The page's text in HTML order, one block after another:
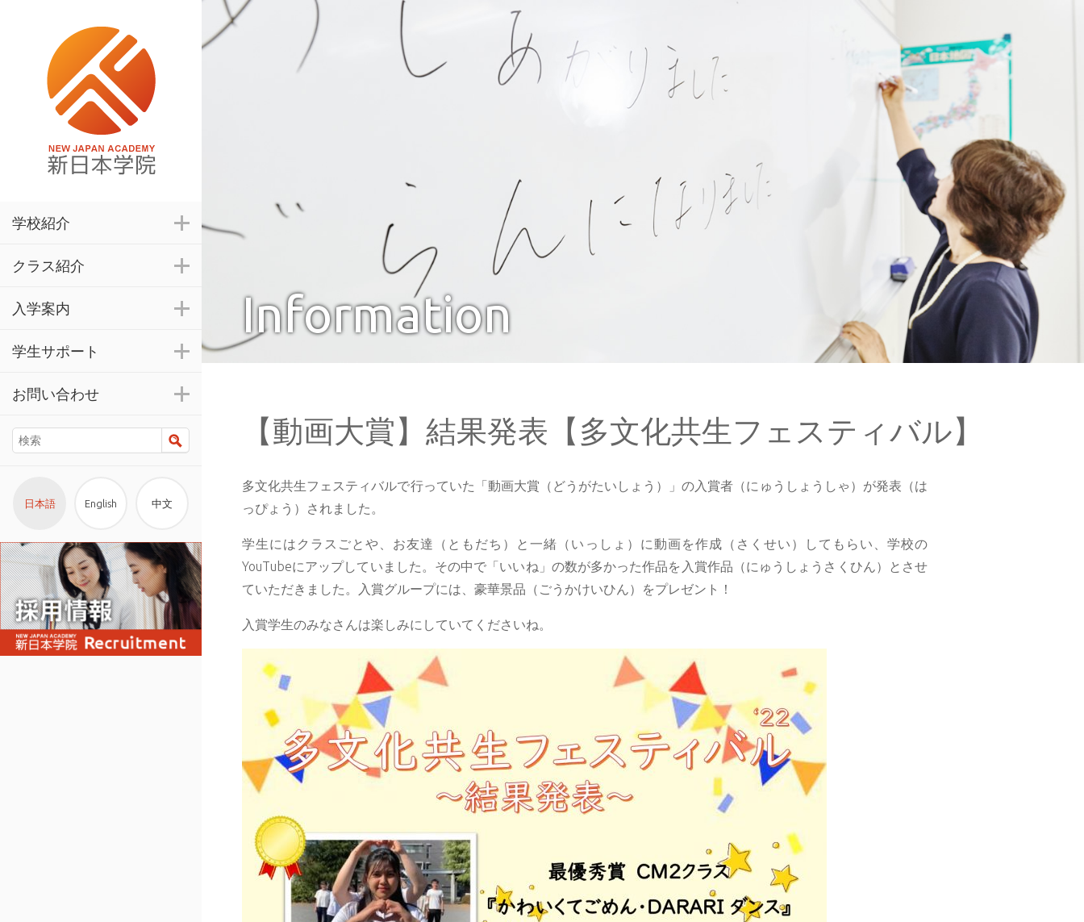
学校紹介
クラス紹介
入学案内
学生サポート
お問い合わせ
検索
日本語 English 中文
Information
【動画大賞】結果発表【多文化共生フェスティバル】
多文化共生フェスティバルで行っていた「動画大賞（どうがたいしょう）」の入賞者（にゅうしょうしゃ）が発表（は
っぴょう）されました。
学生にはクラスごとや、お友達（ともだち）と一緒（いっしょ）に動画を作成（さくせい）してもらい、学校の
YouTubeにアップしていました。その中で「いいね」の数が多かった作品を入賞作品（にゅうしょうさくひん）とさせ
ていただきました。入賞グループには、豪華景品（ごうかけいひん）をプレゼント！
入賞学生のみなさんは楽しみにしていてくださいね。